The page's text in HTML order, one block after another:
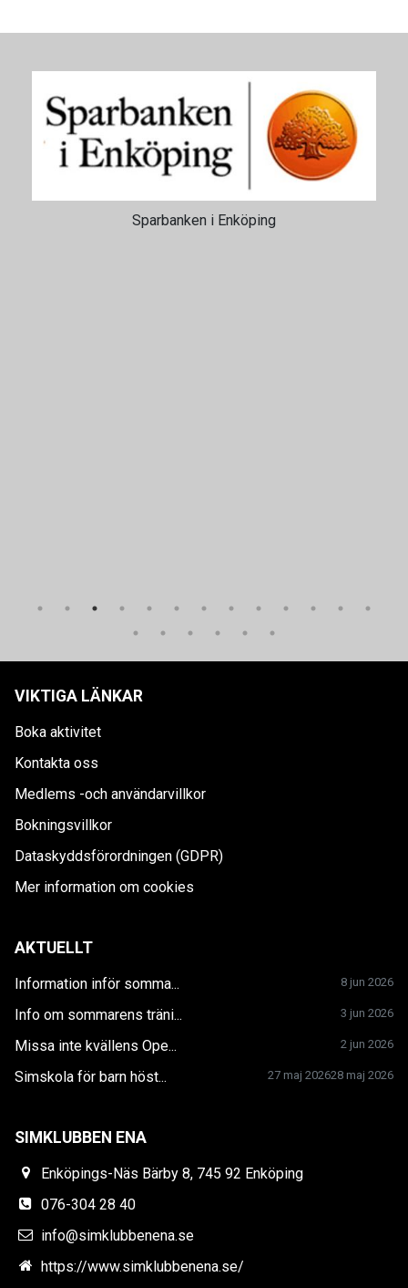
Sparbanken i Enköping
VIKTIGA LÄNKAR
Boka aktivitet
Kontakta oss
Medlems -och användarvillkor
Bokningsvillkor
Dataskyddsförordningen (GDPR)
Mer information om cookies
AKTUELLT
Information inför somma... 8 jun 2026
Info om sommarens träni... 3 jun 2026
Missa inte kvällens Ope... 2 jun 2026
28 maj 2026
Simskola för barn höst... 27 maj 2026
SIMKLUBBEN ENA
Enköpings-Näs Bärby 8, 745 92 Enköping
076-304 28 40
info@simklubbenena.se
https://www.simklubbenena.se/